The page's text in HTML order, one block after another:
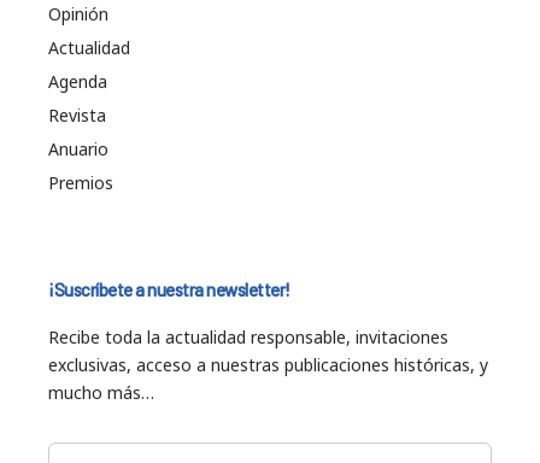
Opinión
Actualidad
Agenda
Revista
Anuario
Premios
¡Suscríbete a nuestra newsletter!
Recibe toda la actualidad responsable, invitaciones
exclusivas, acceso a nuestras publicaciones históricas, y
mucho más…